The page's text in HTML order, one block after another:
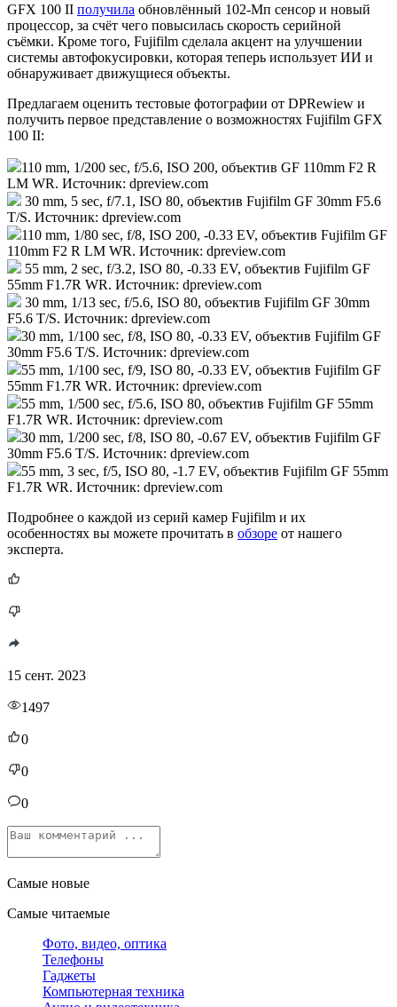
GFX 100 II получила обновлённый 102-Мп сенсор и новый
процессор, за счёт чего повысилась скорость серийной
съёмки. Кроме того, Fujifilm сделала акцент на улучшении
системы автофокусировки, которая теперь использует ИИ и
обнаруживает движущиеся объекты.
Предлагаем оценить тестовые фотографии от DPRewiew и
получить первое представление о возможностях Fujifilm GFX
100 II:
110 mm, 1/200 sec, f/5.6, ISO 200, объектив GF 110mm F2 R
LM WR. Источник: dpreview.com
30 mm, 5 sec, f/7.1, ISO 80, объектив Fujifilm GF 30mm F5.6
T/S. Источник: dpreview.com
110 mm, 1/80 sec, f/8, ISO 200, -0.33 EV, объектив Fujifilm GF
110mm F2 R LM WR. Источник: dpreview.com
55 mm, 2 sec, f/3.2, ISO 80, -0.33 EV, объектив Fujifilm GF
55mm F1.7R WR. Источник: dpreview.com
30 mm, 1/13 sec, f/5.6, ISO 80, объектив Fujifilm GF 30mm
F5.6 T/S. Источник: dpreview.com
30 mm, 1/100 sec, f/8, ISO 80, -0.33 EV, объектив Fujifilm GF
30mm F5.6 T/S. Источник: dpreview.com
55 mm, 1/100 sec, f/9, ISO 80, -0.33 EV, объектив Fujifilm GF
55mm F1.7R WR. Источник: dpreview.com
55 mm, 1/500 sec, f/5.6, ISO 80, объектив Fujifilm GF 55mm
F1.7R WR. Источник: dpreview.com
30 mm, 1/200 sec, f/8, ISO 80, -0.67 EV, объектив Fujifilm GF
30mm F5.6 T/S. Источник: dpreview.com
55 mm, 3 sec, f/5, ISO 80, -1.7 EV, объектив Fujifilm GF 55mm
F1.7R WR. Источник: dpreview.com
Подробнее о каждой из серий камер Fujifilm и их
особенностях вы можете прочитать в обзоре от нашего
эксперта.
15 сент. 2023
1497
0
0
0
Самые новые
Самые читаемые
Фото, видео, оптика
Телефоны
Гаджеты
Компьютерная техника